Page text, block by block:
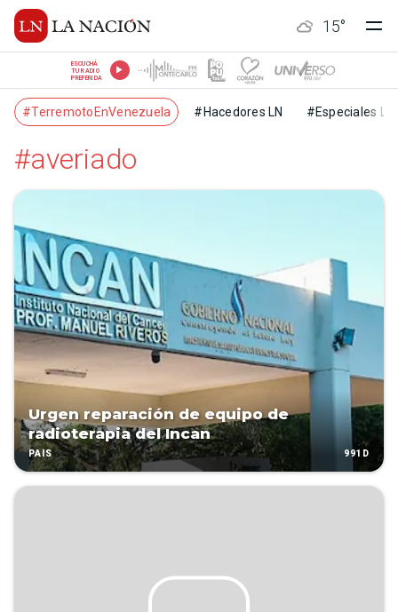
15°
ESCUCHÁ
TU RADIO
PREFERIDA
#TerremotoEnVenezuela #Hacedores LN #Especiales LN
#averiado
Urgen reparación de equipo de
radioterapia del Incan
PAÍS 991D